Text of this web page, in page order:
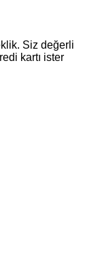
Siz değerli
kartı ister